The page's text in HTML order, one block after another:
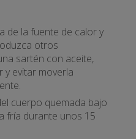
de la fuente de calor y
otros
sartén con aceite,
y evitar moverla
cuerpo quemada bajo
fría durante unos 15